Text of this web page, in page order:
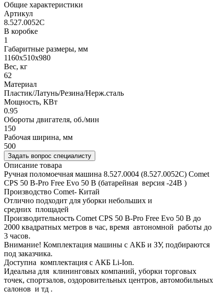
Общие характеристики
Артикул
8.527.0052С
В коробке
1
Габаритные размеры, мм
1160х510х980
Вес, кг
62
Материал
Пластик/Латунь/Резина/Нерж.сталь
Мощность, КВт
0.95
Обороты двигателя, об./мин
150
Рабочая ширина, мм
500
Задать вопрос специалисту
Описание товара
Ручная поломоечная машина 8.527.0004 (8.527.0052С) Comet
CPS 50 B-Pro Free Evo 50 B (батарейная версия -24В )
Производство Comet- Китай
Отлично подходит для уборки небольших и
средних площадей
Производительность Comet CPS 50 B-Pro Free Evo 50 B до
2000 квадратных метров в час, время автономной работы до
3 часов.
Внимание! Комплектация машины с АКБ и ЗУ, подбираются
под заказчика.
Доступна комплектация с АКБ Li-Ion.
Идеальна для клининговых компаний, уборки торговых
точек, спортзалов, оздоровительных центров, автомобильных
салонов и тд .